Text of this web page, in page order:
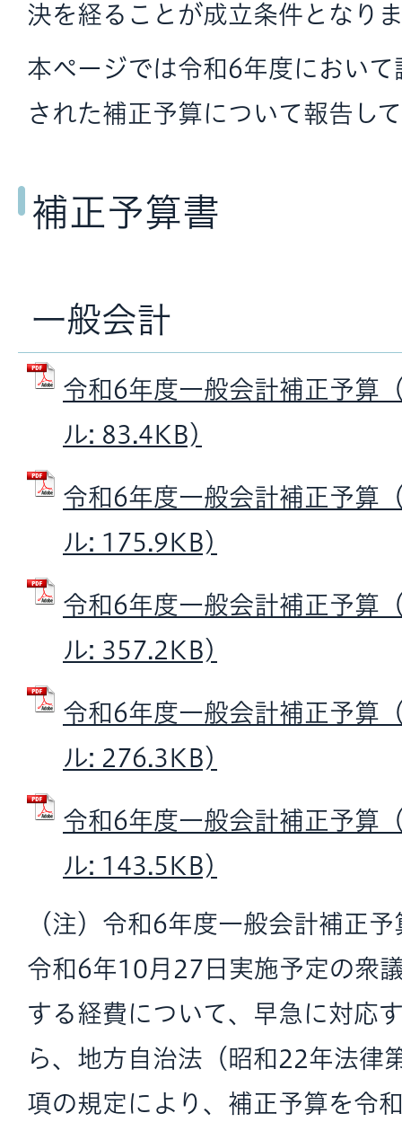
決を経ることが成立条件となり
本ページでは令和6年度におい
された補正予算について報告し
補正予算書
一般会計
令和6年度一般会計補正予算
ル: 83.4KB)
令和6年度一般会計補正予算
ル: 175.9KB)
令和6年度一般会計補正予算
ル: 357.2KB)
令和6年度一般会計補正予算
ル: 276.3KB)
令和6年度一般会計補正予算
ル: 143.5KB)
（注）令和6年度一般会計補正
令和6年10月27日実施予定の衆
する経費について、早急に対応
ら、地方自治法（昭和22年法律
項の規定により、補正予算を令